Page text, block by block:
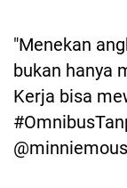
"Menekan
bukan hanya
Kerja bisa